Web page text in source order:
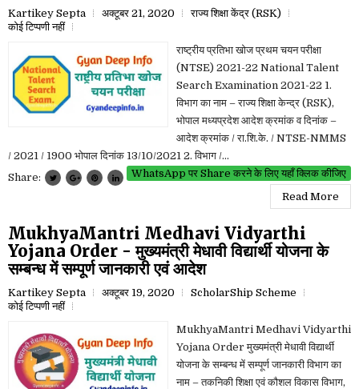
Kartikey Septa अक्टूबर 21, 2020
राज्य शिक्षा केंद्र (RSK)
कोई टिप्पणी नहीं
राष्ट्रीय प्रतिभा खोज प्रथम चयन परीक्षा
(NTSE) 2021-22 National Talent
Search Examination 2021-22 1.
विभाग का नाम – राज्य शिक्षा केन्द्र (RSK),
भोपाल मध्यप्रदेश आदेश क्रमांक व दिनांक –
आदेश क्रमांक / रा.शि.के. / NTSE-NMMS
/ 2021 / 1900 भोपाल दिनांक 13/10/2021 2. विभाग /...
WhatsApp पर Share करने के लिए यहाँ क्लिक कीजिए
Share:
Read More
MukhyaMantri Medhavi Vidyarthi
Yojana Order - मुख्यमंत्री मेधावी विद्यार्थी योजना के
सम्बन्ध में सम्पूर्ण जानकारी एवं आदेश
Kartikey Septa अक्टूबर 19, 2020
ScholarShip Scheme
कोई टिप्पणी नहीं
MukhyaMantri Medhavi Vidyarthi
Yojana Order मुख्यमंत्री मेधावी विद्यार्थी
योजना के सम्बन्ध में सम्पूर्ण जानकारी विभाग का
नाम – तकनिकी शिक्षा एवं कौशल विकास विभाग,